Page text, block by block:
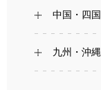
中国・四国
九州・沖縄